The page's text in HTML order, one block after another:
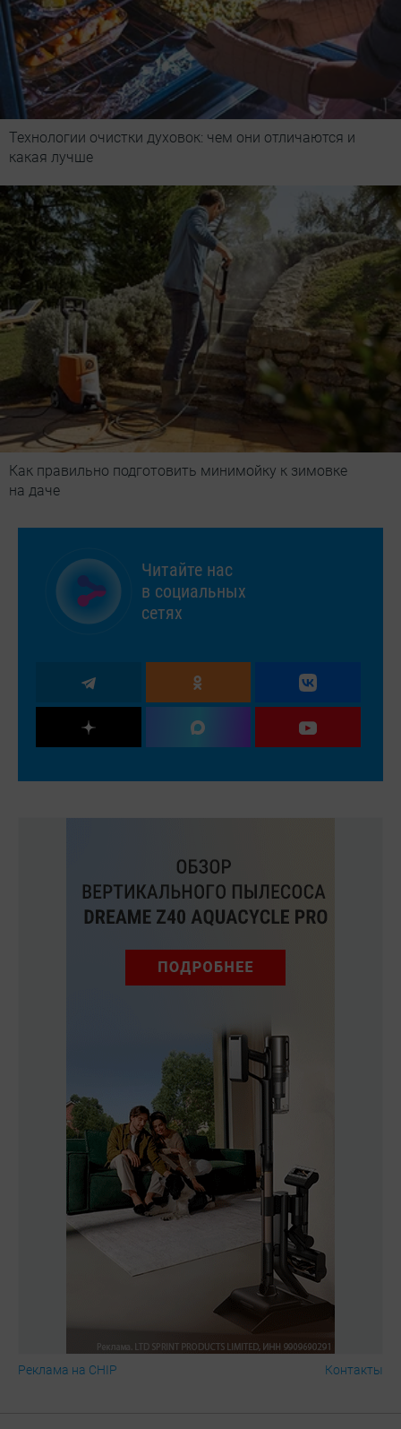
Технологии очистки духовок: чем они отличаются и
какая лучше
Как правильно подготовить минимойку к зимовке
на даче
Читайте нас
в социальных
сетях
Реклама на CHIP Контакты